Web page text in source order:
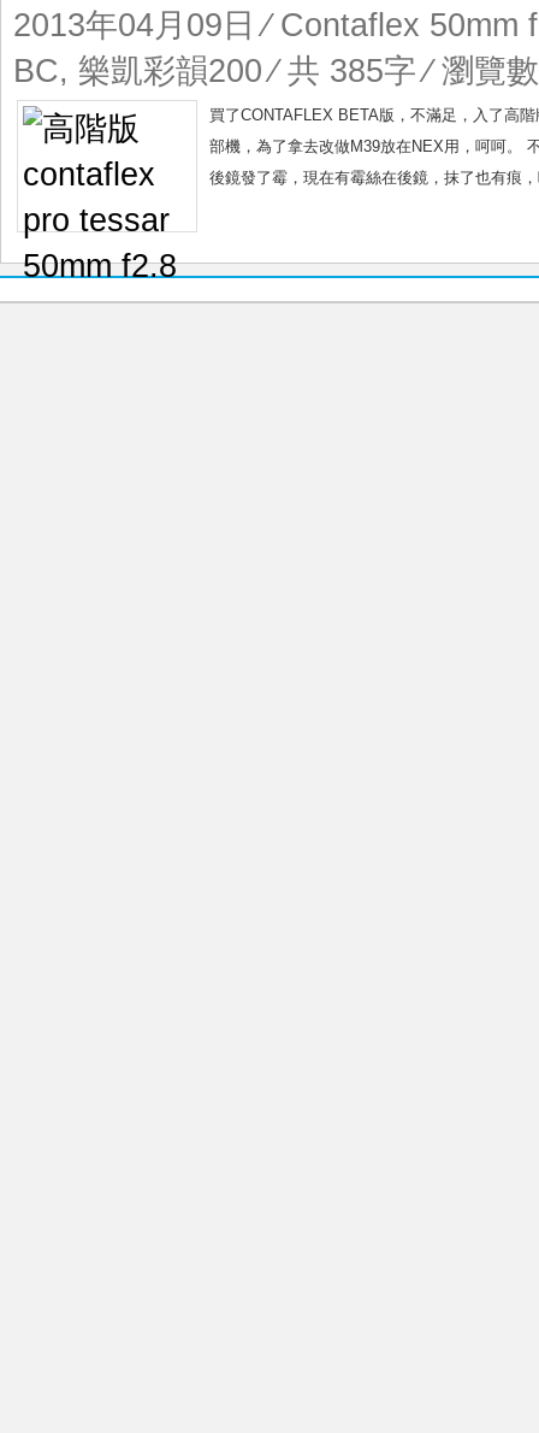
2013年04月09日 ⁄ Contaflex 50mm
BC, 樂凱彩韻200⁄ 共 385字 ⁄ 瀏覽
買了CONTAFLEX BETA版，不滿足，入了高
部機，為了拿去改做M39放在NEX用，呵呵。
後鏡發了霉，現在有霉絲在後鏡，抹了也有痕